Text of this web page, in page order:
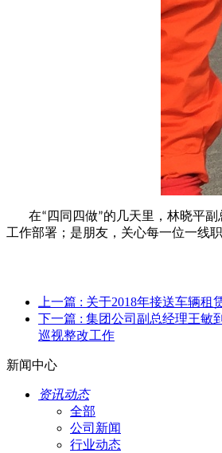
在“ 四同四做”的几天里，林晓平
工作部署；是朋友，关心每一位一线
上一篇 : 关于2018年接送车辆租
下一篇 : 集团公司副总经理王敏
巡视整改工作
新闻中心
资讯动态
全部
公司新闻
行业动态